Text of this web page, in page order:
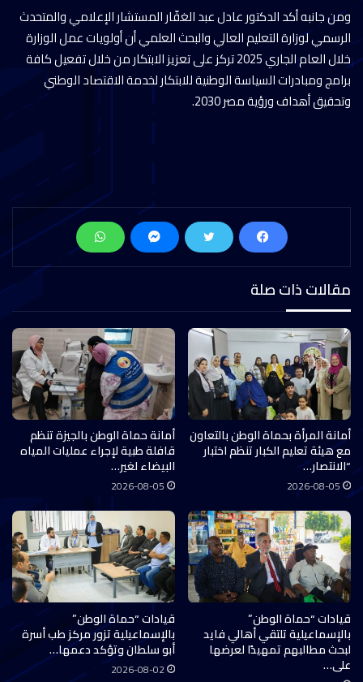
ومن جانبه أكد الدكتور عادل عبد الغفّار المستشار الإعلامي والمتحدث
الرسمي لوزارة التعليم العالي والبحث العلمي أن أولويات عمل الوزارة
خلال العام الجاري 2025 تركز على تعزيز الابتكار من خلال تفعيل كافة
برامج ومبادرات السياسة الوطنية للابتكار لخدمة الاقتصاد الوطني
وتحقيق أهداف ورؤية مصر 2030.
مقالات ذات صلة
أمانة المرأة بحماة الوطن بالتعاون
مع هيئة تعليم الكبار تنظم اختبار
“الانتصار…
2026-08-05
أمانة حماة الوطن بالجيزة تنظم
قافلة طبية لإجراء عمليات المياه
البيضاء لغير…
2026-08-05
قيادات “حماة الوطن”
بالإسماعيلية تلتقي أهالي فايد
لبحث مطالبهم تمهيدًا لعرضها
على…
قيادات “حماة الوطن”
بالإسماعيلية تزور مركز طب أسرة
أبو سلطان وتؤكد دعمها…
2026-08-02